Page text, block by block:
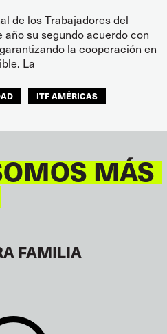
de los Trabajadores del
su segundo acuerdo con
la cooperación en
La
ITF AMÉRICAS
MÁS
FAMILIA